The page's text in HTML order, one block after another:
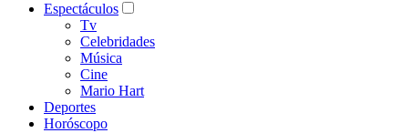
Espectáculos
Tv
Celebridades
Música
Cine
Mario Hart
Deportes
Horóscopo